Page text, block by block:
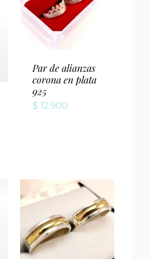
Par de alianzas
corona en plata
925
$ 12.900